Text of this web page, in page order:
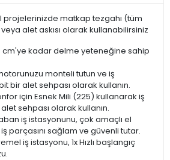
projelerinizde matkap tezgahı (tüm
alet askısı olarak kullanabilirsiniz
cm'ye kadar delme yeteneğine sahip
monteli tutun ve iş
bir alet sehpası olarak kullanın.
için Esnek Mili (225) kullanarak iş
sehpası olarak kullanın.
iş istasyonunu, çok amaçlı el
parçasını sağlam ve güvenli tutar.
iş istasyonu, 1x Hızlı başlangıç